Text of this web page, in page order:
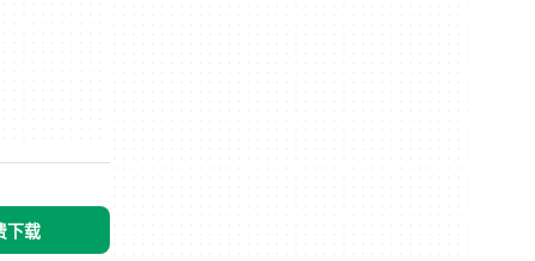
下载